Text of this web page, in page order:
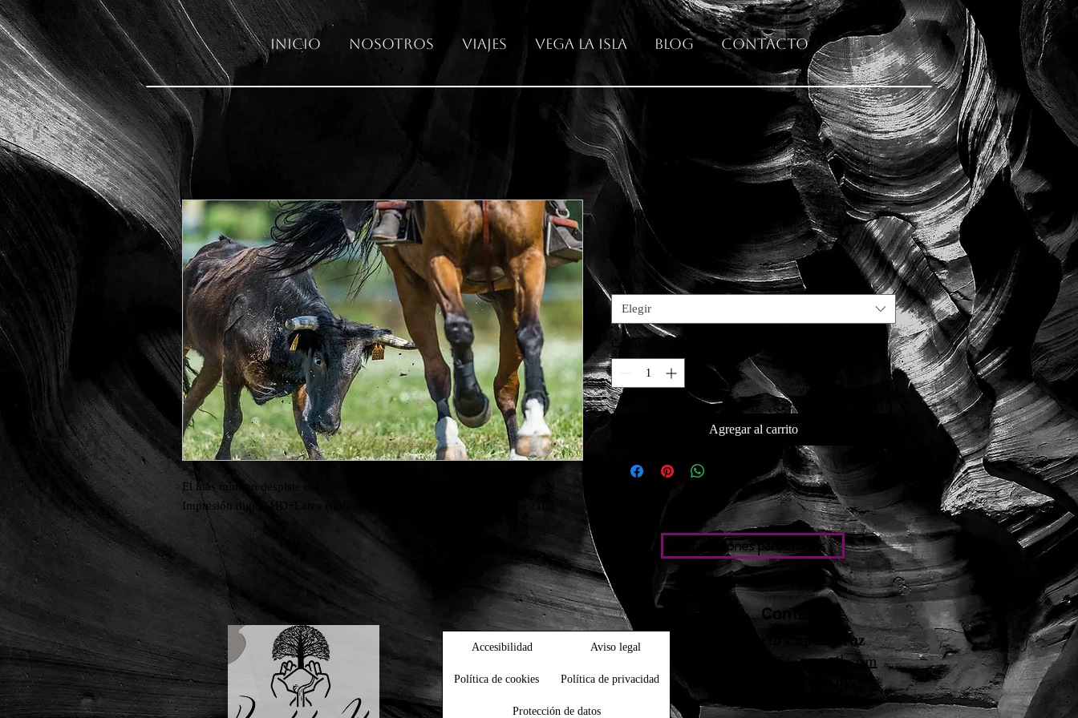
Inicio Nosotros Viajes Vega La Isla Blog Contacto
El más mínimo despiste del jinete puede terminar en tragedia.
Impresión digital HD+Latex (tintas ecológicas) Papel foto satin brillo 210g
"Rozando la tragedia"
65,00 €
tamaño
Elegir
Cantidad
Agregar al carrito
Condiciones particulares
Contacto
Accesibilidad Aviso legal
Política de cookies Política de privacidad
Protección de datos
Roberto López Cruz
robertolc66@gmail.com